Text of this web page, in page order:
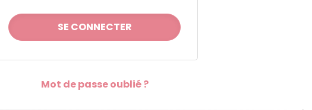
Mot de passe oublié ?